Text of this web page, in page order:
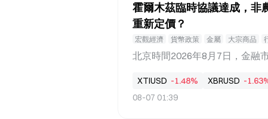
同期的 1.927 億美元收窄至
收增速更達 103%。這些數據表
段。 值得注意的是，公司在第
這一趨勢。連續兩個季度的超
霍爾木茲臨時協議達成，非
重新定價？
宏觀經濟 貨幣政策 金屬 大宗商品
北京時間2026年8月7日，金融
步政策路徑的關鍵依據——美國
是否將得到改善，這些問題都
XTIUSD -1.48% XBRUSD -
08-07 01:39